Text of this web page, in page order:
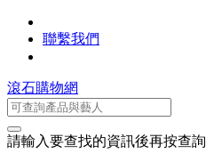
聯繫我們
滾石購物網
請輸入要查找的資訊後再按查詢